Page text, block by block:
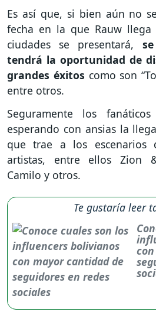
Es así que, si bien aún no
fecha en la que Rauw
ciudades se presentará,
tendrá la oportunidad de
grandes éxitos como son
entre otros.
Seguramente los
esperando con ansias la
que trae a los escenarios
artistas, entre ellos Zion
Camilo y otros.
Te gustaría leer